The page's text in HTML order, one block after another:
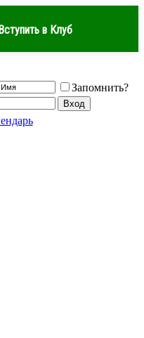
в Клуб
Запомнить?